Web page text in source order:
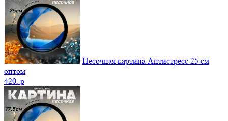
Песочная картина Антистресс 25 см
оптом
420. p